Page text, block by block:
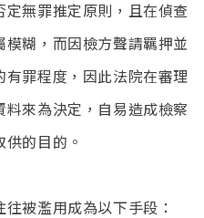
無罪推定原則，且在偵查
糊，而因檢方聲請羈押並
罪程度，因此法院在審理
來為決定，自易造成檢察
的目的。
被濫用成為以下手段：